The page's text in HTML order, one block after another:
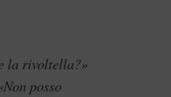
la rivoltella?»
posso